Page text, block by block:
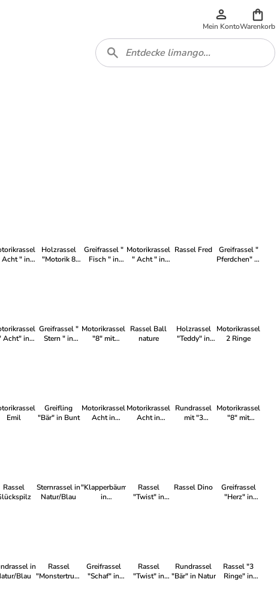
Mein KontoWarenkorb
Acht " in
Holzrassel
"Motorik 8
Greifrassel "
Fisch " in
Motorikrassel
" Acht " in
Rassel Fred
Greifrassel "
Pferdchen" in
in
Greifrassel "
Stern " in
Motorikrassel
"8" mit
Rassel Ball
nature
Holzrassel
"Teddy" in
Motorikrassel
2 Ringe
Emil
Greifling
"Bär" in Bunt
Motorikrassel
Acht in
Motorikrassel
Acht in
Rundrassel
mit "3
Motorikrassel
"8" mit
Rassel
Sternrassel in
Natur/Blau
"Klapperbäumchen"
in
Rassel
"Twist" in
Rassel Dino
Greifrassel
"Herz" in
in
Blau
Rassel
"Monstertruck"
Greifrassel
"Schaf" in
Rassel
"Twist" in
Rundrassel
"Bär" in Natur
Rassel "3
Ringe" in